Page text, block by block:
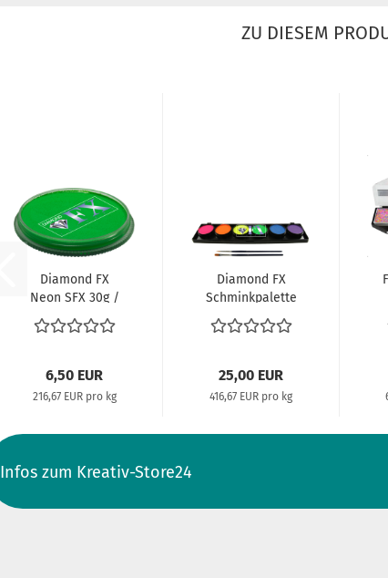
ZU DIESEM
Diamond FX
Neon SFX 30g /
Neon Green
(Grün)...
6,50 EUR
216,67 EUR pro kg
Diamond FX
Schminkpalette
6x10g Neon UV...
25,00 EUR
416,67 EUR pro kg
Infos zum Kreativ-Store24